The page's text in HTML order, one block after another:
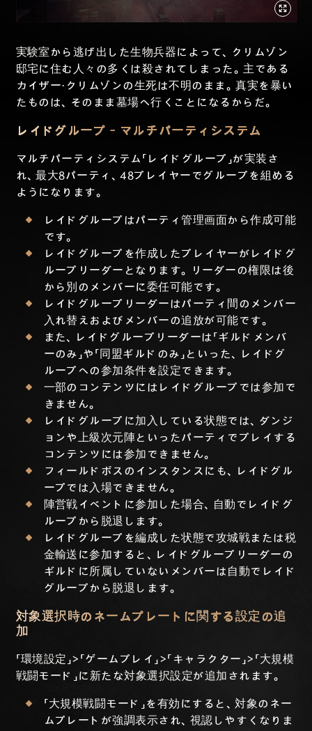
実験室から逃げ出した生物兵器によって、クリムゾン
邸宅に住む人々の多くは殺されてしまった。主である
カイザー・クリムゾンの生死は不明のまま。真実を暴い
たものは、そのまま墓場へ行くことになるからだ。
レイドグループ - マルチパーティシステム
マルチパーティシステム「レイドグループ」が実装さ
れ、最大8パーティ、48プレイヤーでグループを組める
ようになります。
レイドグループはパーティ管理画面から作成可能
です。
レイドグループを作成したプレイヤーがレイドグ
ループリーダーとなります。リーダーの権限は後
から別のメンバーに委任可能です。
レイドグループリーダーはパーティ間のメンバー
入れ替えおよびメンバーの追放が可能です。
また、レイドグループリーダーは「ギルドメンバ
ーのみ」や「同盟ギルドのみ」といった、レイドグ
ループへの参加条件を設定できます。
一部のコンテンツにはレイドグループでは参加で
きません。
レイドグループに加入している状態では、ダンジ
ョンや上級次元陣といったパーティでプレイする
コンテンツには参加できません。
フィールドボスのインスタンスにも、レイドグル
ープでは入場できません。
陣営戦イベントに参加した場合、自動でレイドグ
ループから脱退します。
レイドグループを編成した状態で攻城戦または税
金輸送に参加すると、レイドグループリーダーの
ギルドに所属していないメンバーは自動でレイド
グループから脱退します。
対象選択時のネームプレートに関する設定の追
加
「環境設定」>「ゲームプレイ」>「キャラクター」>「大規模
戦闘モード」に新たな対象選択設定が追加されます。
「大規模戦闘モード」を有効にすると、対象のネー
ムプレートが強調表示され、視認しやすくなりま